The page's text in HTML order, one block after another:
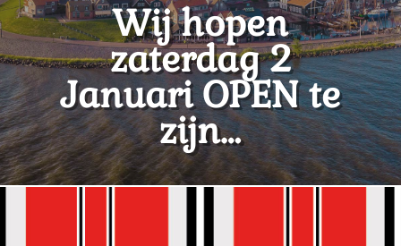
Wij hopen
zaterdag 2
Januari OPEN te
zijn…